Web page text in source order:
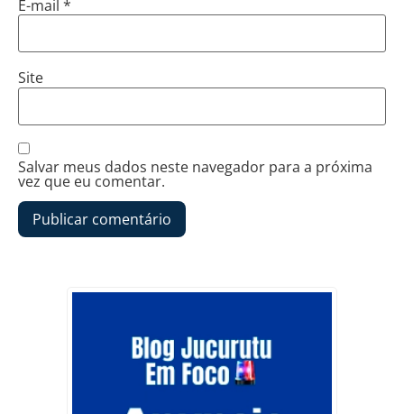
E-mail *
Site
Salvar meus dados neste navegador para a próxima
vez que eu comentar.